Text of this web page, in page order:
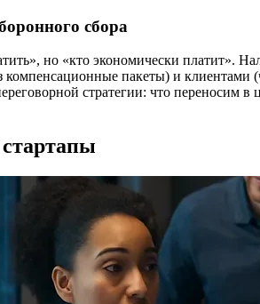
сбора
но «кто экономически платит».
компенсационные пакеты) и клиентами
стратегии: что переносим